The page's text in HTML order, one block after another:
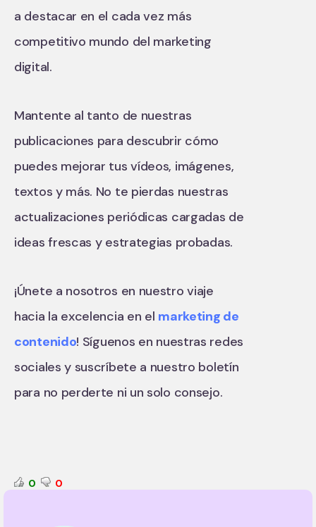
a destacar en el cada vez más
competitivo mundo del marketing
digital.
Mantente al tanto de nuestras
publicaciones para descubrir cómo
puedes mejorar tus vídeos, imágenes,
textos y más. No te pierdas nuestras
actualizaciones periódicas cargadas de
ideas frescas y estrategias probadas.
¡Únete a nosotros en nuestro viaje
hacia la excelencia en el marketing de
contenido! Síguenos en nuestras redes
sociales y suscríbete a nuestro boletín
para no perderte ni un solo consejo.
0 0